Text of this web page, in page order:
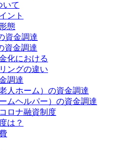
いて
ント
態
資金調達
資金調達
化における
ングの違い
調達
人ホーム）の資金調達
ムヘルパー）の資金調達
ロナ融資制度
は？